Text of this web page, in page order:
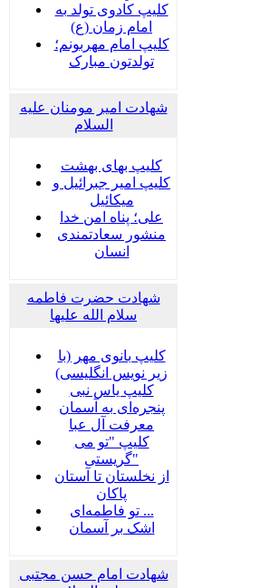
کلیپ کادوی تولد به
امام زمان (ع)
کلیپ امام مهربونم؛
تولدتون مبارک
شهادت امیر مومنان علیه
السلام
کلیپ بهای بهشت
کلیپ امیر جبرائیل و
میکائیل
علی؛ پناه امن خدا
منشور سعادتمندی
انسان
شهادت حضرت فاطمه
سلام الله علیها
کلیپ بانوی مهر (با
زیر نویس انگلیسی)
کلیپ یاس نبی
پنجره‌ای به آسمان
معرفت آل عبا
کلیپ "تو می
گریستی"
از نخلستان تا آستان
پاکان
تو فاطمه‌ای ...
اشک بر آسمان
شهادت امام حسن مجتبی